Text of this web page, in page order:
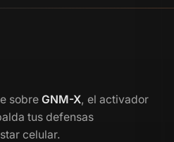
sobre GNM-X, el activador
tus defensas
celular.